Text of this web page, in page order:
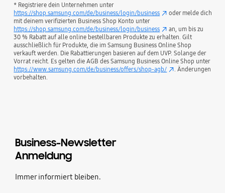
* Registriere dein Unternehmen unter
https://shop.samsung.com/de/business/login/business
oder melde dich
mit deinem verifizierten Business Shop Konto unter
https://shop.samsung.com/de/business/login/business
an, um bis zu
30 % Rabatt auf alle online bestellbaren Produkte zu erhalten. Gilt
ausschließlich für Produkte, die im Samsung Business Online Shop
verkauft werden. Die Rabattierungen basieren auf dem UVP. Solange der
Vorrat reicht. Es gelten die AGB des Samsung Business Online Shop unter
https://www.samsung.com/de/business/offers/shop-agb/
. Änderungen
vorbehalten.
Business-Newsletter
Anmeldung
Immer informiert bleiben.